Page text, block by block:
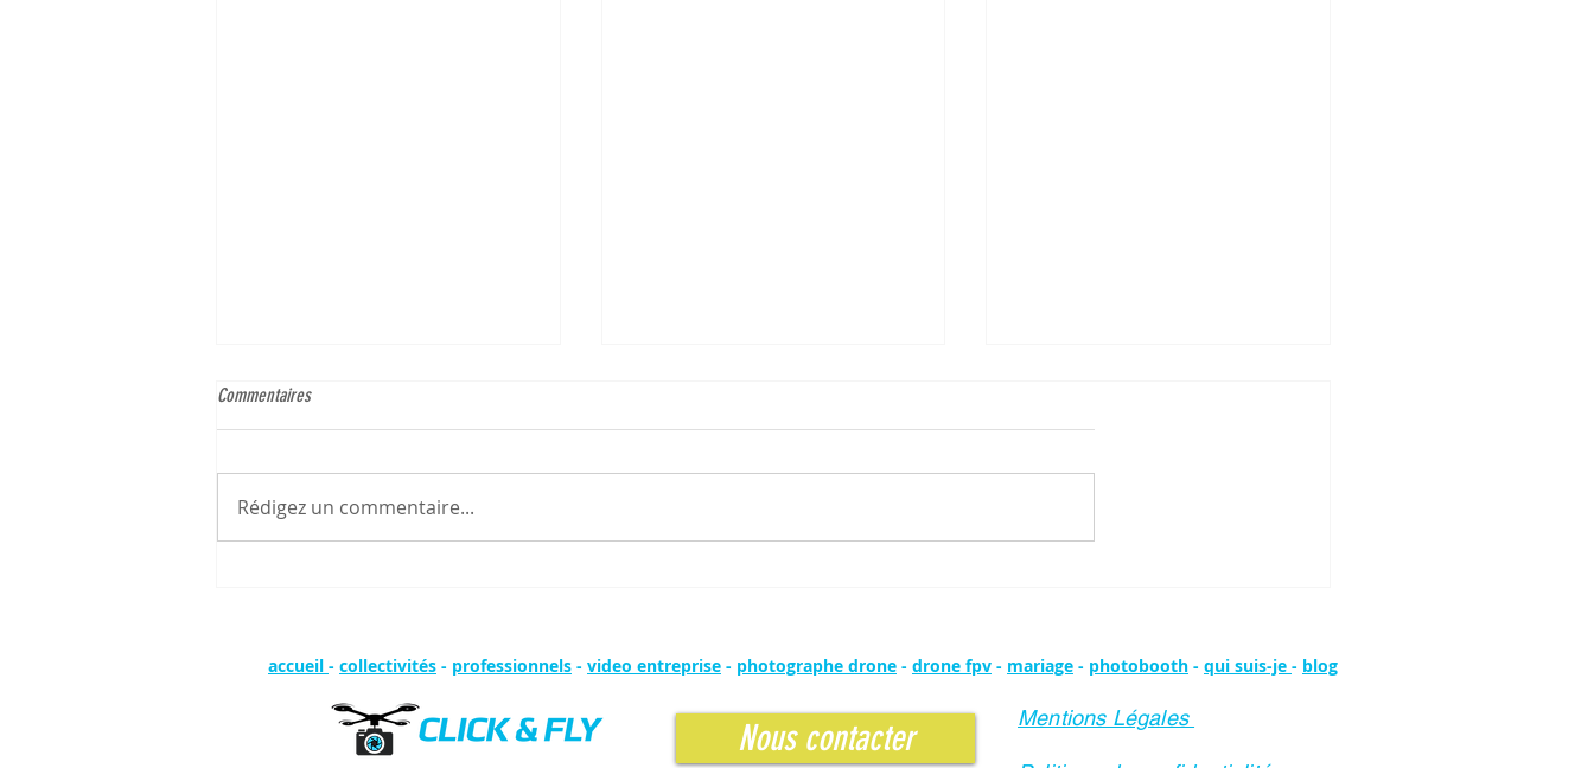
Commentaires
Rédigez un commentaire...
accueil - collectivités - professionnels - video entreprise - photographe drone - drone fpv - mariage - photobooth - qui suis-je - blog
Nous contacter Mentions Légales